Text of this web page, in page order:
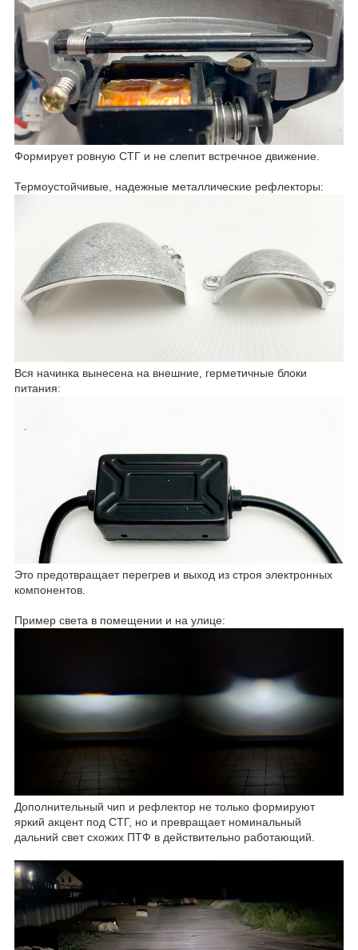
Формирует ровную СТГ и не слепит встречное движение.
Термоустойчивые, надежные металлические рефлекторы:
Вся начинка вынесена на внешние, герметичные блоки
питания:
Это предотвращает перегрев и выход из строя электронных
компонентов.
Пример света в помещении и на улице:
Дополнительный чип и рефлектор не только формируют
яркий акцент под СТГ, но и превращает номинальный
дальний свет схожих ПТФ в действительно работающий.